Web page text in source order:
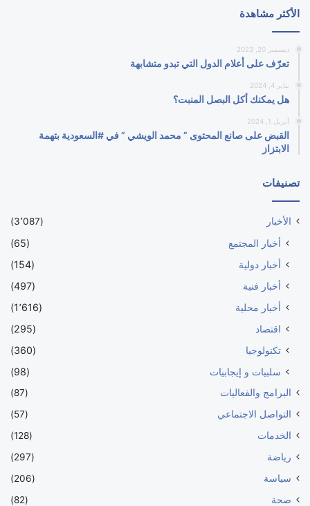
الأكثر مشاهدة
ديسمبر 20, 2023
تعرّف على أعلام الدول التي تبدو متشابهة
يناير 4, 2024
هل يمكنك أكل البصل المنبت؟
أبريل 1, 2024
القبض على صانع المحتوى ” محمد الويشي ” في #السعودية بتهمة
الابتزاز
تصنيفات
الأخبار (3٬087)
أخبار المجتمع
(65)
أخبار دولية
(154)
أخبار فنية
(497)
أخبار محلية
(1٬616)
اقتصاد
(295)
تكنولوجيا
(360)
سلبيات و إيجابيات
(98)
البرامج والفعاليات
(87)
التواصل الاجتماعي
(57)
الخدمات
(128)
رياضة
(297)
سياسة
(206)
صحة
(82)